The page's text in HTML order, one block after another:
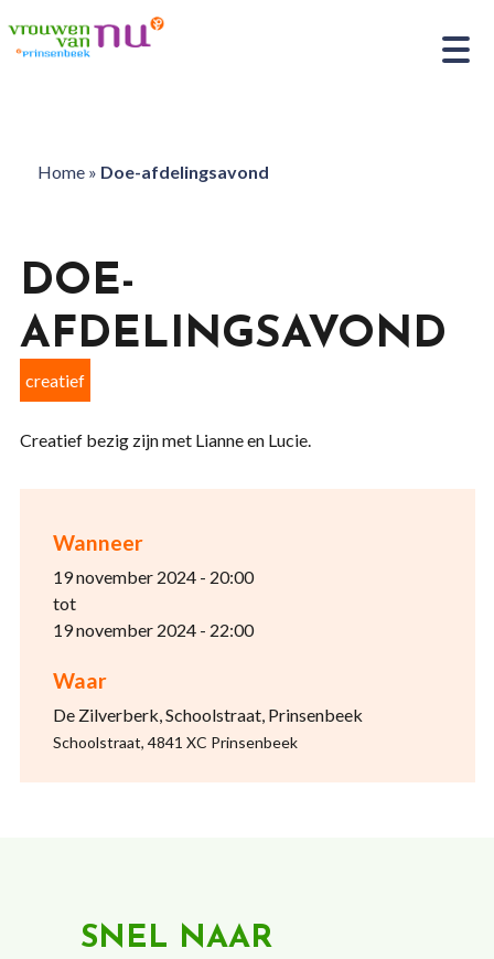
Home» Doe-afdelingsavond
Wanneer
19 november 2024 - 20:00
tot
19 november 2024 - 22:00
Waar
De Zilverberk, Schoolstraat, Prinsenbeek
Schoolstraat, 4841 XC Prinsenbeek
DOE-
AFDELINGSAVOND
creatief
Creatief bezig zijn met Lianne en Lucie.
SNEL NAAR